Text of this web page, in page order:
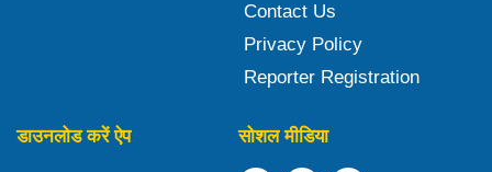
Contact Us
Privacy Policy
Reporter Registration
डाउनलोड करें ऐप सोशल मीडिया